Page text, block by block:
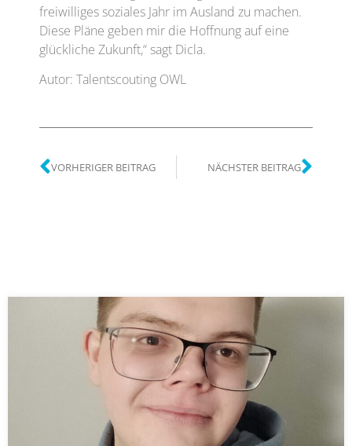
freiwilliges soziales Jahr im Ausland zu machen.
Diese Pläne geben mir die Hoffnung auf eine
glückliche Zukunft,“ sagt Dicla.
Autor: Talentscouting OWL
VORHERIGER BEITRAG NÄCHSTER BEITRAG